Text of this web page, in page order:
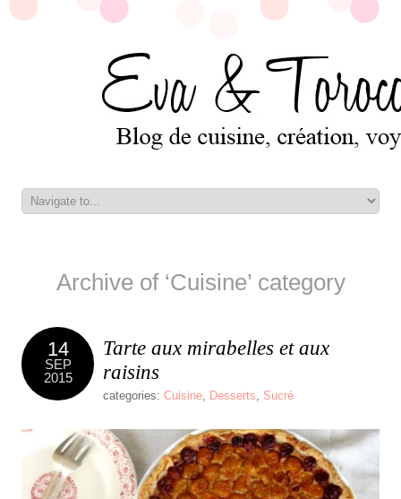
Archive of ‘Cuisine’ category
14
SEP
2015
Tarte aux mirabelles et aux
raisins
categories: Cuisine, Desserts, Sucré